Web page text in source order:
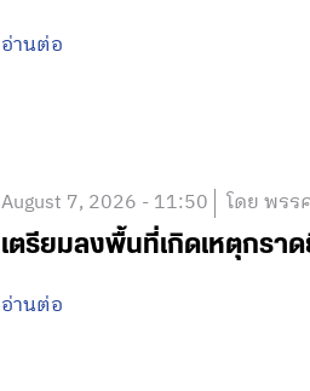
อ่านต่อ
August 7, 2026 - 11:50 โดย พรร
เตรียมลงพื้นที่เกิดเหตุกรา
อ่านต่อ